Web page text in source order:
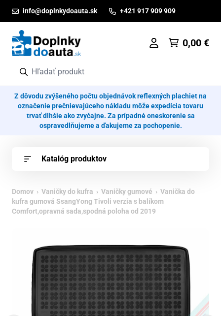
info@doplnkydoauta.sk +421 917 909 909
0,00 €
Z dôvodu zvýšeného počtu objednávok reflexných plachiet na
označenie prečnievajúceho nákladu môže expedícia tovaru
trvať dlhšie ako zvyčajne. Za prípadné oneskorenie sa
ospravedlňujeme a ďakujeme za pochopenie.
Katalóg produktov
Domov › Vaničky do kufra › Vaničky gumové › Vanička do
kufra gumová SsangYong Tivoli verzia s balíkom
Comfort,opravná sada,spodná poloha od 2019